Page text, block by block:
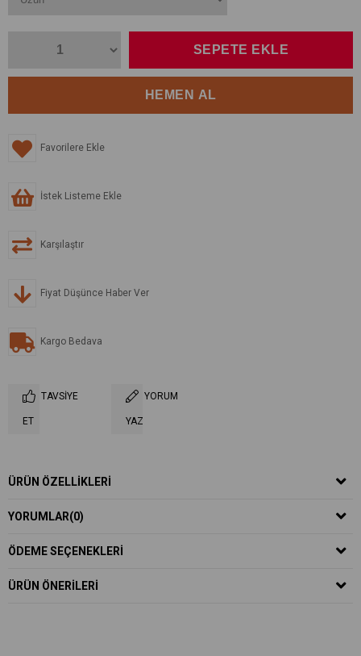
Favorilere Ekle
İstek Listeme Ekle
Karşılaştır
Fiyat Düşünce Haber Ver
Kargo Bedava
TAVSIYE
ET
YORUM
YAZ
ÜRÜN ÖZELLIKLERI
YORUMLAR(0)
ÖDEME SEÇENEKLERI
ÜRÜN ÖNERILERI